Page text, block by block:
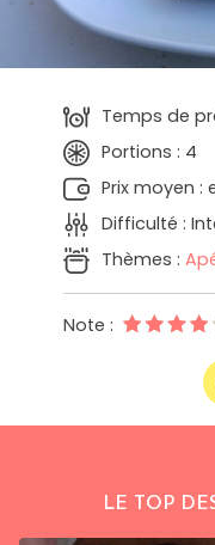
Temps de
Portions : 4
Prix moyen
Difficulté :
Thèmes :
Note :
LE TOP